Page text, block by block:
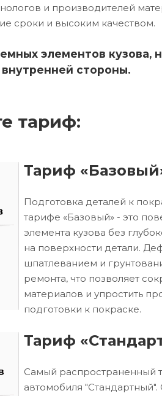
и производителей
сроки и высоким качеством.
элементов кузова,
стороны.
тариф:
Тариф
Подготовка деталей к
тарифе «Базовый» - это
элемента кузова без
на поверхности детали.
шпатлеванием и
ремонта, что позволяет
материалов и упростить
подготовки к покраске.
Тариф
Самый распространенный
автомобиля